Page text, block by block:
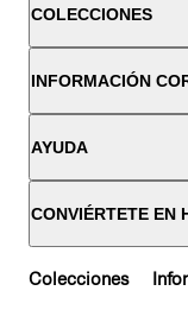
COLECCIONES
INFORMACIÓN
AYUDA
CONVIÉRTETE EN
Colecciones